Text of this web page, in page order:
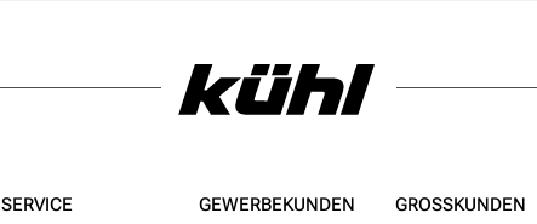
SERVICE GEWERBE­KUNDEN GROSS­KUNDEN